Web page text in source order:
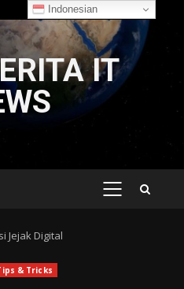
IT
PRIMARY
Jejak Digital
& Tricks
Indonesian